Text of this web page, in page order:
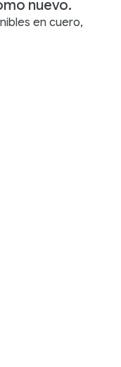
nuevo.
en cuero,